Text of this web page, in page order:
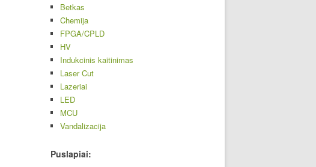
Betkas
Chemija
FPGA/CPLD
HV
Indukcinis kaitinimas
Laser Cut
Lazeriai
LED
MCU
Vandalizacija
Puslapiai: